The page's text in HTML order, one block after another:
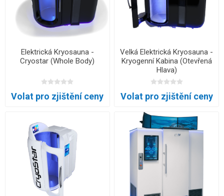
Elektrická Kryosauna -
Cryostar (Whole Body)
Volat pro zjištění ceny
Velká Elektrická Kryosauna -
Kryogenní Kabina (Otevřená
Hlava)
Volat pro zjištění ceny